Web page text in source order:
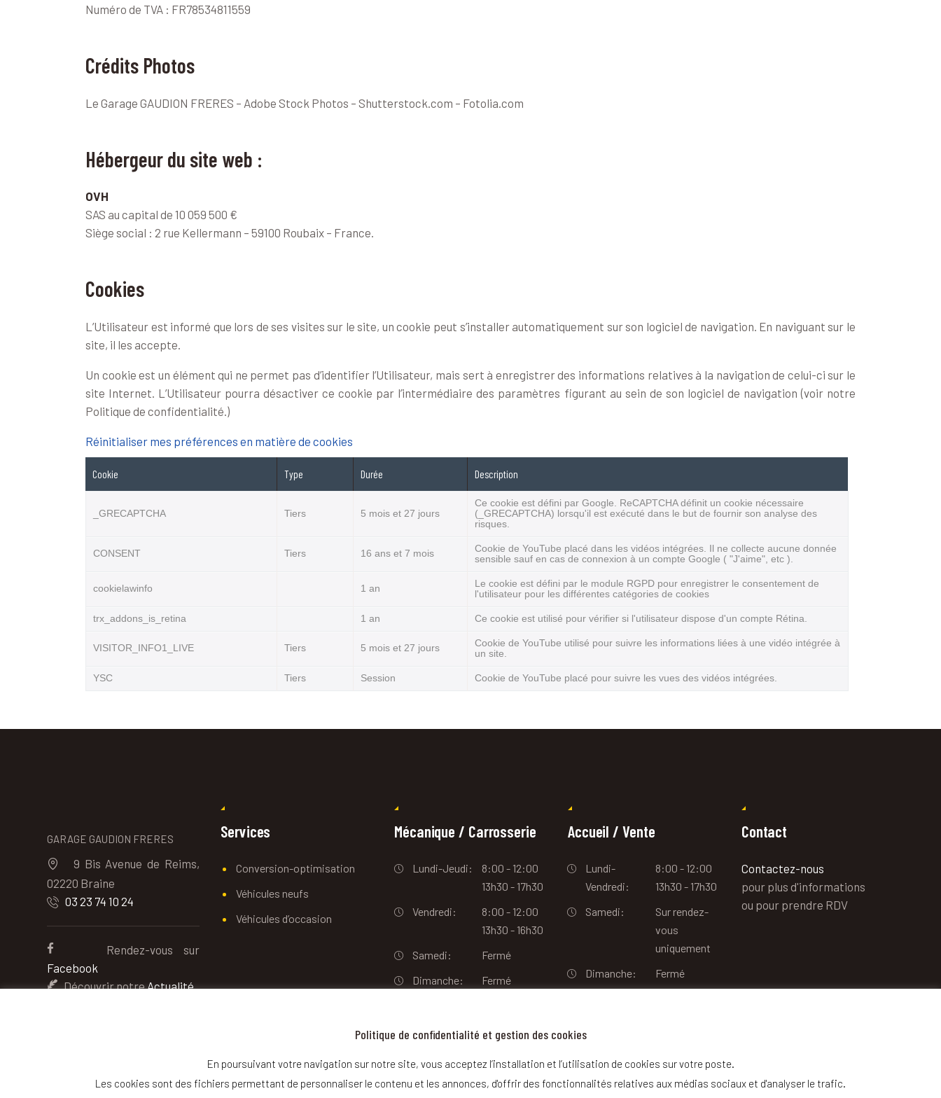
Numéro de TVA : FR78534811559
Crédits Photos
Le Garage GAUDION FRERES – Adobe Stock Photos – Shutterstock.com – Fotolia.com
Hébergeur du site web :
OVH
SAS au capital de 10 059 500 €
Siège social : 2 rue Kellermann – 59100 Roubaix – France.
Cookies
L’Utilisateur est informé que lors de ses visites sur le site, un cookie peut s’installer automatiquement sur son logiciel de navigation. En naviguant sur le
site, il les accepte.
Un cookie est un élément qui ne permet pas d’identifier l’Utilisateur, mais sert à enregistrer des informations relatives à la navigation de celui-ci sur le
site Internet. L’Utilisateur pourra désactiver ce cookie par l’intermédiaire des paramètres figurant au sein de son logiciel de navigation (voir notre
Politique de confidentialité.)
Réinitialiser mes préférences en matière de cookies
Cookie Type Durée Description
_GRECAPTCHA Tiers 5 mois et 27 jours
Ce cookie est défini par Google. ReCAPTCHA définit un cookie nécessaire
(_GRECAPTCHA) lorsqu'il est exécuté dans le but de fournir son analyse des
risques.
CONSENT Tiers 16 ans et 7 mois
Cookie de YouTube placé dans les vidéos intégrées. Il ne collecte aucune donnée
sensible sauf en cas de connexion à un compte Google ( "J'aime", etc ).
cookielawinfo 1 an
Le cookie est défini par le module RGPD pour enregistrer le consentement de
l'utilisateur pour les différentes catégories de cookies
trx_addons_is_retina 1 an Ce cookie est utilisé pour vérifier si l'utilisateur dispose d'un compte Rétina.
VISITOR_INFO1_LIVE Tiers 5 mois et 27 jours
Cookie de YouTube utilisé pour suivre les informations liées à une vidéo intégrée à
un site.
YSC Tiers Session Cookie de YouTube placé pour suivre les vues des vidéos intégrées.
GARAGE GAUDION FRERES
9 Bis Avenue de Reims,
02220 Braine
03 23 74 10 24
Rendez-vous sur
Facebook
Découvrir notreActualité
Services
Conversion-optimisation
Véhicules neufs
Véhicules d’occasion
Mécanique / Carrosserie
Lundi-Jeudi:
8:00 - 12:00
13h30 - 17h30
Vendredi:
8:00 - 12:00
13h30 - 16h30
Samedi:
Fermé
Dimanche:
Fermé
Accueil / Vente
Lundi-
Vendredi:
8:00 - 12:00
13h30 - 17h30
Samedi:
Sur rendez-
vous
uniquement
Dimanche:
Fermé
Contact
Contactez-nous
pour plus d'informations
ou pour prendre RDV
Politique de confidentialité et gestion des cookies
En poursuivant votre navigation sur notre site, vous acceptez l’installation et l’utilisation de cookies sur votre poste.
Les cookies sont des fichiers permettant de personnaliser le contenu et les annonces, d'offrir des fonctionnalités relatives aux médias sociaux et d'analyser le trafic.